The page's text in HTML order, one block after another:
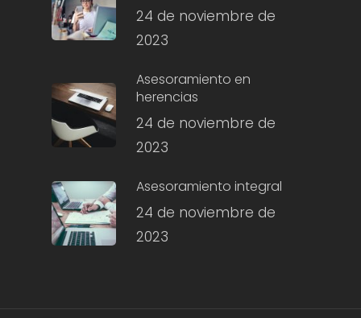
24 de noviembre de
2023
Asesoramiento en
herencias
24 de noviembre de
2023
Asesoramiento integral
24 de noviembre de
2023